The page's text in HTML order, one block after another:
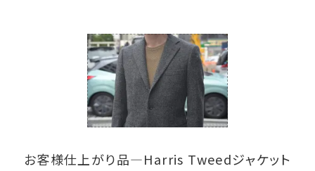
お客様仕上がり品―Harris Tweedジャケット